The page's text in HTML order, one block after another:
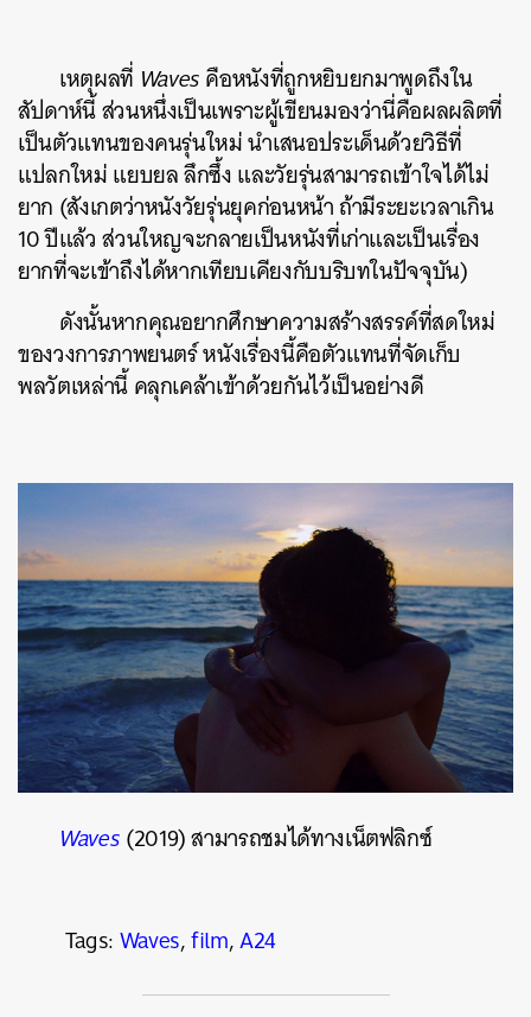
เหตุผลที่ Wavesคือหนังที่ถูกหยิบยกมาพูดถึงใน
สัปดาห์นี้ ส่วนหนึ่งเป็นเพราะผู้เขียนมองว่านี่คือผลผลิตที่
เป็นตัวแทนของคนรุ่นใหม่ นำเสนอประเด็นด้วยวิธีที่
แปลกใหม่ แยบยล ลึกซึ้ง และวัยรุ่นสามารถเข้าใจได้ไม่
ยาก (สังเกตว่าหนังวัยรุ่นยุคก่อนหน้า ถ้ามีระยะเวลาเกิน
10 ปีแล้ว ส่วนใหญจะกลายเป็นหนังที่เก่าและเป็นเรื่อง
ยากที่จะเข้าถึงได้หากเทียบเคียงกับบริบทในปัจจุบัน)
ดังนั้นหากคุณอยากศึกษาความสร้างสรรค์ที่สดใหม่
ของวงการภาพยนตร์ หนังเรื่องนี้คือตัวแทนที่จัดเก็บ
พลวัตเหล่านี้ คลุกเคล้าเข้าด้วยกันไว้เป็นอย่างดี
Waves(2019) สามารถชมได้ทางเน็ตฟลิกซ์
Tags:Waves,film,A24